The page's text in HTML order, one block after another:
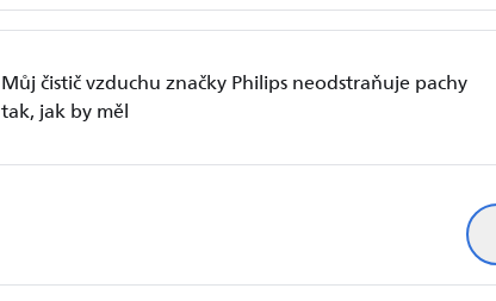
Můj čistič vzduchu značky Philips neodstraňuje pachy
tak, jak by měl